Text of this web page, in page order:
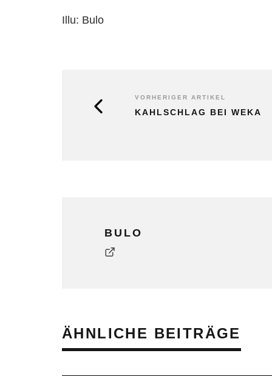
Illu: Bulo
VORHERIGER ARTIKEL
KAHLSCHLAG BEI WEKA
BULO
ÄHNLICHE BEITRÄGE